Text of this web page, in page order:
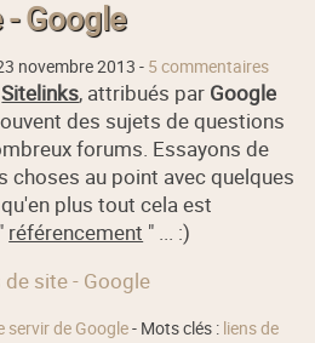
Google
novembre 2013 - 5 commentaires
Sitelinks, attribués par Google
des sujets de questions
forums. Essayons de
choses au point avec quelques
plus tout cela est
référencement " ... :)
site - Google
servir de Google- Mots clés : liens de